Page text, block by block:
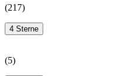
(217)
4 Sterne
(5)